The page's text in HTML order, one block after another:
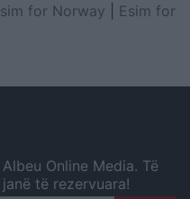
for Norway
Esim for
Online Media. Të
të rezervuara!